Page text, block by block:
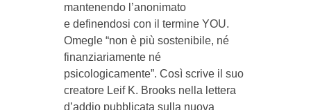
mantenendo l’anonimato
e definendosi con il termine YOU.
Omegle “non è più sostenibile, né
finanziariamente né
psicologicamente”. Così scrive il suo
creatore Leif K. Brooks nella lettera
d’addio pubblicata sulla nuova